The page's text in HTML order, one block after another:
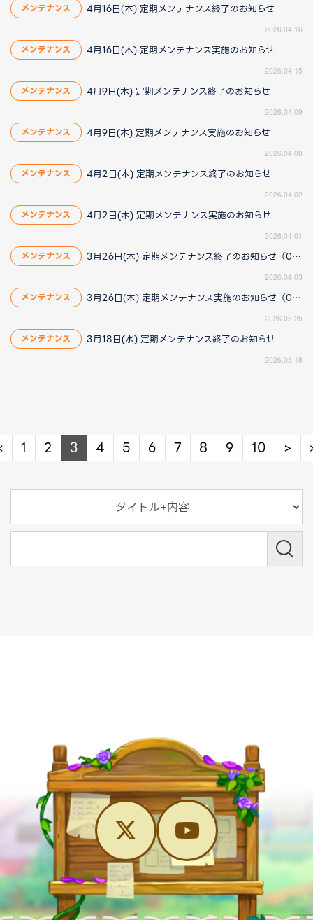
メンテナンス 4月16日(木) 定期メンテナンス終了のお知らせ
2026.04.16
メンテナンス 4月16日(木) 定期メンテナンス実施のお知らせ
2026.04.15
メンテナンス 4月9日(木) 定期メンテナンス終了のお知らせ
2026.04.09
メンテナンス 4月9日(木) 定期メンテナンス実施のお知らせ
2026.04.08
メンテナンス 4月2日(木) 定期メンテナンス終了のお知らせ
2026.04.02
メンテナンス 4月2日(木) 定期メンテナンス実施のお知らせ
2026.04.01
メンテナンス 3月26日(木) 定期メンテナンス終了のお知らせ（04/03更新）
2026.04.03
メンテナンス 3月26日(木) 定期メンテナンス実施のお知らせ（03/25更新）
2026.03.25
メンテナンス 3月18日(水) 定期メンテナンス終了のお知らせ
2026.03.18
Previous
1 2 3 4 5 6 7 8 9 10 >